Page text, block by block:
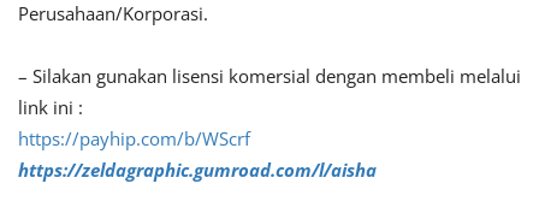
Perusahaan/Korporasi.
– Silakan gunakan lisensi komersial dengan membeli melalui
link ini :
https://payhip.com/b/WScrf
https://zeldagraphic.gumroad.com/l/aisha